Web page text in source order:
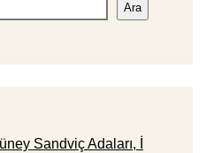
Ara
Sandviç Adaları, İ